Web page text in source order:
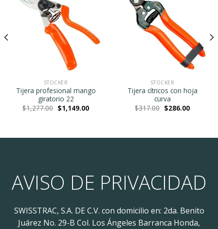
STOCKER
Tijera profesional mango
giratorio 22
$1,277.00 Original
price
$1,149.00Current
price
STOCKER
Tijera cítricos con hoja
curva
$317.00 Original
price
$286.00Current
price
AVISO DE PRIVACIDAD
SWISSTRAC, S.A. DE C.V. con domicilio en: 2da. Benito
Juárez No. 29-B Col. Los Ángeles Barranca Honda,